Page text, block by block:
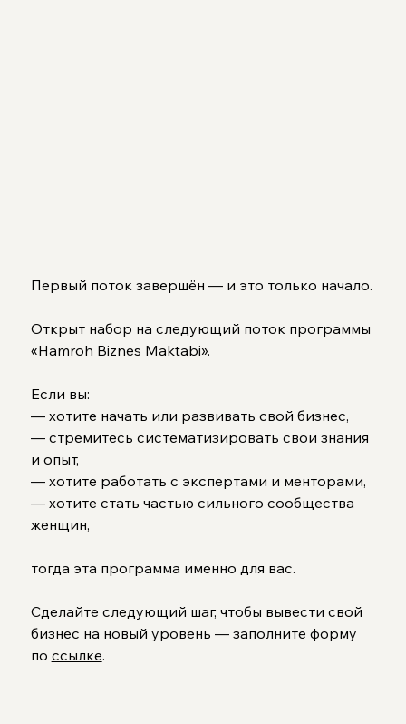
Первый поток завершён — и это только начало.
Открыт набор на следующий поток программы
«Hamroh Biznes Maktabi».
Если вы:
— хотите начать или развивать свой бизнес,
— стремитесь систематизировать свои знания
и опыт,
— хотите работать с экспертами и менторами,
— хотите стать частью сильного сообщества
женщин,
тогда эта программа именно для вас.
Сделайте следующий шаг, чтобы вывести свой
бизнес на новый уровень — заполните форму
по ссылке.